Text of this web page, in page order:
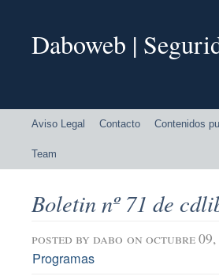
Daboweb |
Aviso Legal Contacto Contenidos
Team
Boletin nº 71 de
posted by dabo on octubre 09,
Programas